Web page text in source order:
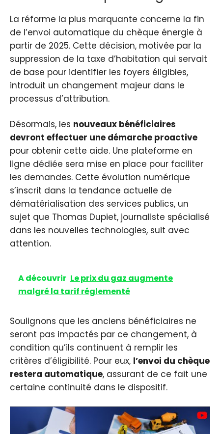
La réforme la plus marquante concerne la fin
de l’envoi automatique du chèque énergie à
partir de 2025. Cette décision, motivée par la
suppression de la taxe d’habitation qui servait
de base pour identifier les foyers éligibles,
introduit un changement majeur dans le
processus d’attribution.
Désormais, les nouveaux bénéficiaires
devront effectuer une démarche proactive
pour obtenir cette aide. Une plateforme en
ligne dédiée sera mise en place pour faciliter
les demandes. Cette évolution numérique
s’inscrit dans la tendance actuelle de
dématérialisation des services publics, un
sujet que Thomas Dupiet, journaliste spécialisé
dans les nouvelles technologies, suit avec
attention.
A découvrir Le prix du gaz augmente
malgré la tarif réglementé
Soulignons que les anciens bénéficiaires ne
seront pas impactés par ce changement, à
condition qu’ils continuent à remplir les
critères d’éligibilité. Pour eux, l’envoi du chèque
restera automatique, assurant de ce fait une
certaine continuité dans le dispositif.